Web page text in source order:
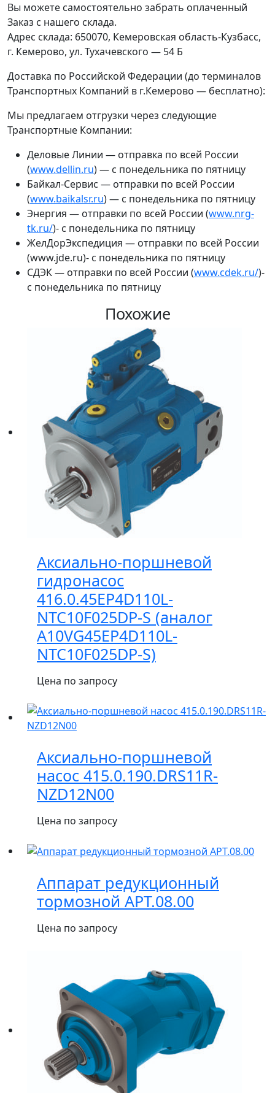
Вы можете самостоятельно забрать оплаченный
Заказ с нашего склада.
Адрес склада: 650070, Кемеровская область-Кузбасс,
г. Кемерово, ул. Тухачевского — 54 Б
Доставка по Российской Федерации (до терминалов
Транспортных Компаний в г.Кемерово — бесплатно):
Мы предлагаем отгрузки через следующие
Транспортные Компании:
Деловые Линии — отправка по всей России
(www.dellin.ru) — с понедельника по пятницу
Байкал-Сервис — отправки по всей России
(www.baikalsr.ru) — с понедельника по пятницу
Энергия — отправки по всей России (www.nrg-
tk.ru/)- с понедельника по пятницу
ЖелДорЭкспедиция — отправки по всей России
(www.jde.ru)- с понедельника по пятницу
СДЭК — отправки по всей России (www.cdek.ru/)-
с понедельника по пятницу
Похожие
Аксиально-поршневой
гидронасос
416.0.45EP4D110L-
NTC10F025DP-S (аналог
A10VG45EP4D110L-
NTC10F025DP-S)
Цена по запросу
Аксиально-поршневой
насос 415.0.190.DRS11R-
NZD12N00
Цена по запросу
Аппарат редукционный
тормозной АРТ.08.00
Цена по запросу